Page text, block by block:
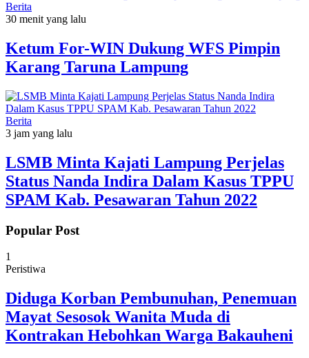
Berita
30 menit yang lalu
Ketum For-WIN Dukung WFS Pimpin
Karang Taruna Lampung
Berita
3 jam yang lalu
LSMB Minta Kajati Lampung Perjelas
Status Nanda Indira Dalam Kasus TPPU
SPAM Kab. Pesawaran Tahun 2022
Popular Post
1
Peristiwa
Diduga Korban Pembunuhan, Penemuan
Mayat Sesosok Wanita Muda di
Kontrakan Hebohkan Warga Bakauheni